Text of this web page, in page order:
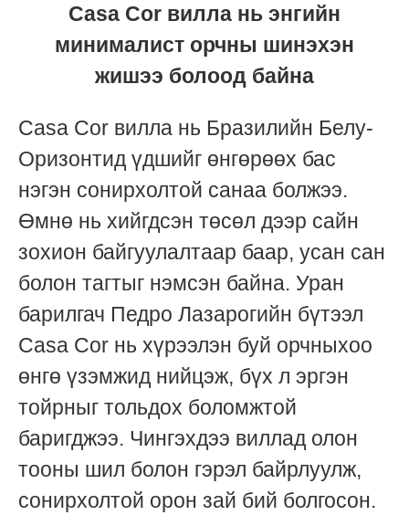
Casa Cor вилла нь энгийн
минималист орчны шинэхэн
жишээ болоод байна
Casa Cor вилла нь Бразилийн Белу-
Оризонтид үдшийг өнгөрөөх бас
нэгэн сонирхолтой санаа болжээ.
Өмнө нь хийгдсэн төсөл дээр сайн
зохион байгуулалтаар баар, усан сан
болон тагтыг нэмсэн байна. Уран
барилгач Педро Лазарогийн бүтээл
Casa Cor нь хүрээлэн буй орчныхоо
өнгө үзэмжид нийцэж, бүх л эргэн
тойрныг тольдох боломжтой
баригджээ. Чингэхдээ виллад олон
тооны шил болон гэрэл байрлуулж,
сонирхолтой орон зай бий болгосон.